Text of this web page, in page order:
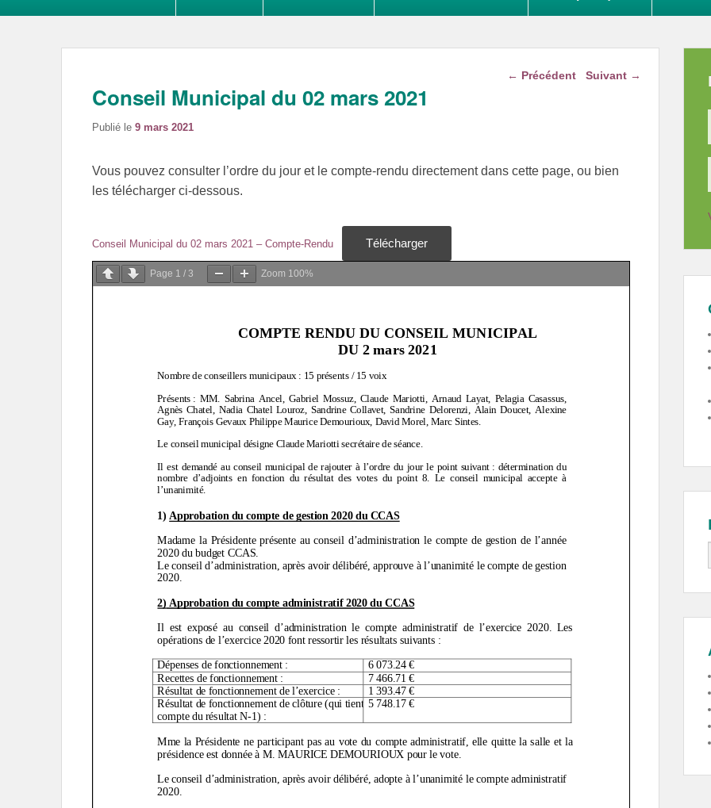
Navigation dans les
← Précédent Suivant →
Conseil Municipal du 02 mars 2021
Publié le 9 mars 2021
Vous pouvez consulter l’ordre du jour et le compte-rendu directement dans cette page, ou bien
les télécharger ci-dessous.
Conseil Municipal du 02 mars 2021 – Compte-Rendu Télécharger
Page 1 / 3 Zoom 100%